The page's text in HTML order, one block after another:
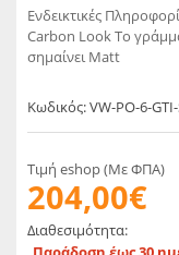
Ενδεικτικές
Carbon Look Το
σημαίνει Matt
Κωδικός: VW-PO-6-
Τιμή eshop (Με ΦΠΑ)
204,00€
Διαθεσιμότητα: